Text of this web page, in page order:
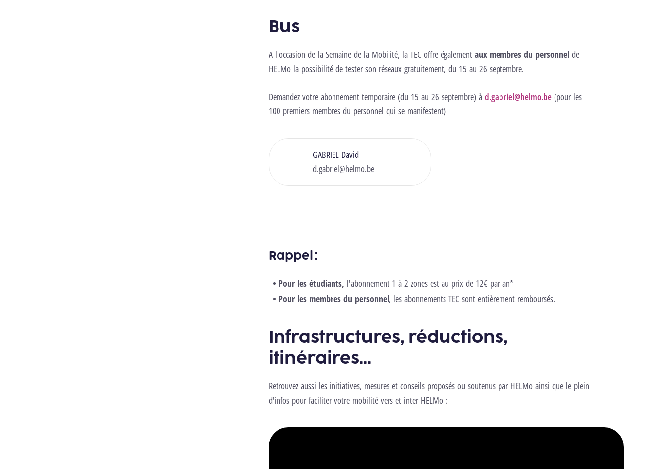
Bus
A l'occasion de la Semaine de la Mobilité, la TEC offre également aux membres du personnelde
HELMo la possibilité de tester son réseaux gratuitement, du 15 au 26 septembre.
Demandez votre abonnement temporaire (du 15 au 26 septembre) à d.gabriel@helmo.be(pour les
100 premiers membres du personnel qui se manifestent)
GABRIEL David
d.gabriel@helmo.be
Rappel :
Pour les étudiants, l'abonnement 1 à 2 zones est au prix de 12€ par an*
Pour les membres du personnel, les abonnements TEC sont entièrement remboursés.
Infrastructures, réductions,
itinéraires...
Retrouvez aussi les initiatives, mesures et conseils proposés ou soutenus par HELMo ainsi que le plein
d'infos pour faciliter votre mobilité vers et inter HELMo :